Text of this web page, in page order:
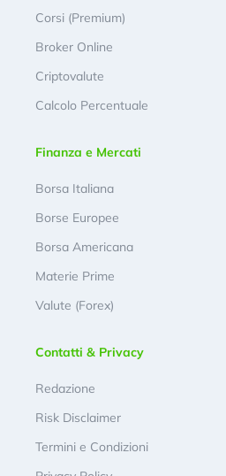
Corsi (Premium)
Broker Online
Criptovalute
Calcolo Percentuale
Finanza e Mercati
Borsa Italiana
Borse Europee
Borsa Americana
Materie Prime
Valute (Forex)
Contatti & Privacy
Redazione
Risk Disclaimer
Termini e Condizioni